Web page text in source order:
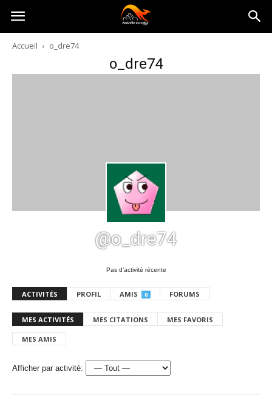
Australia-
australie.com
Accueil o_dre74
o_dre74
@o_dre74
Pas d’activité récente
ACTIVITÉS PROFIL AMIS 0 FORUMS
MES ACTIVITÉS MES CITATIONS MES FAVORIS
MES AMIS
Afficher par activité: